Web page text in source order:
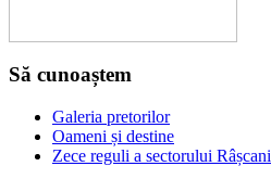
Să cunoaștem
Galeria pretorilor
Oameni și destine
Zece reguli a sectorului Râșcani